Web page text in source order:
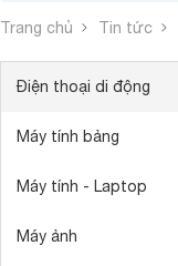
Trang chủ Tin tức
Điện thoại di động
Máy tính bảng
Máy tính - Laptop
Máy ảnh